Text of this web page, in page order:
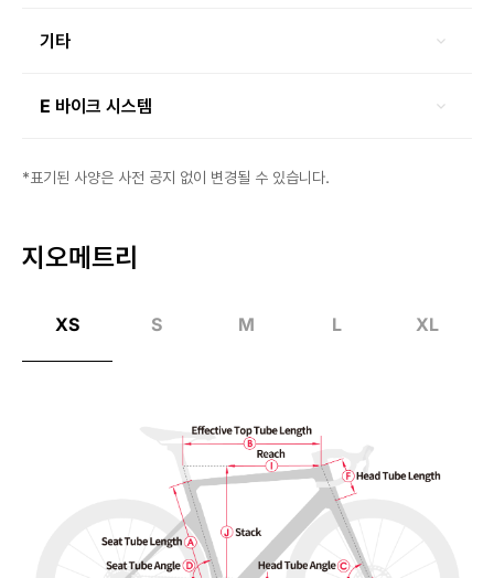
기타
E 바이크 시스템
*표기된 사양은 사전 공지 없이 변경될 수 있습니다.
지오메트리
XS S M L XL